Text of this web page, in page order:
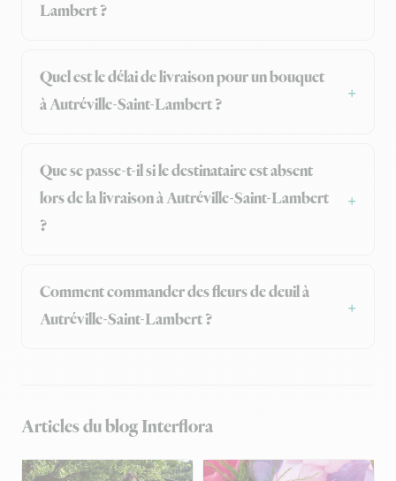
Lambert ?
Quel est le délai de livraison pour un bouquet
à Autréville-Saint-Lambert ?
Que se passe-t-il si le destinataire est absent
lors de la livraison à Autréville-Saint-Lambert
?
Comment commander des fleurs de deuil à
Autréville-Saint-Lambert ?
Articles du blog Interflora